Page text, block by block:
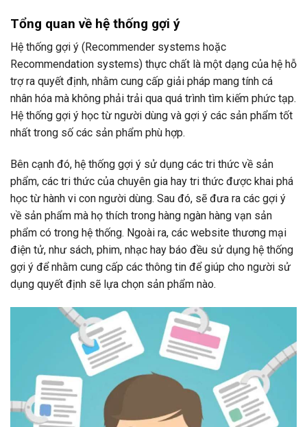
Tổng quan về hệ thống gợi ý
Hệ thống gợi ý (Recommender systems hoặc
Recommendation systems) thực chất là một dạng của hệ hỗ
trợ ra quyết định, nhằm cung cấp giải pháp mang tính cá
nhân hóa mà không phải trải qua quá trình tìm kiếm phức tạp.
Hệ thống gợi ý học từ người dùng và gợi ý các sản phẩm tốt
nhất trong số các sản phẩm phù hợp.
Bên cạnh đó, hệ thống gợi ý sử dụng các tri thức về sản
phẩm, các tri thức của chuyên gia hay tri thức được khai phá
học từ hành vi con người dùng. Sau đó, sẽ đưa ra các gợi ý
về sản phẩm mà họ thích trong hàng ngàn hàng vạn sản
phẩm có trong hệ thống. Ngoài ra, các website thương mại
điện tử, như sách, phim, nhạc hay báo đều sử dụng hệ thống
gợi ý để nhằm cung cấp các thông tin để giúp cho người sử
dụng quyết định sẽ lựa chọn sản phẩm nào.